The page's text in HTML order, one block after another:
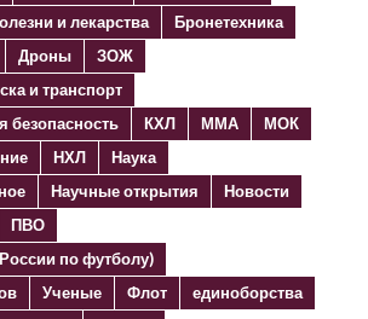
и лекарства
Бронетехника
Дроны
ЗОЖ
и транспорт
КХЛ ММА
МОК
НХЛ
Наука
Научные открытия
Новости
ПВО
по футболу)
Ученые Флот
единоборства